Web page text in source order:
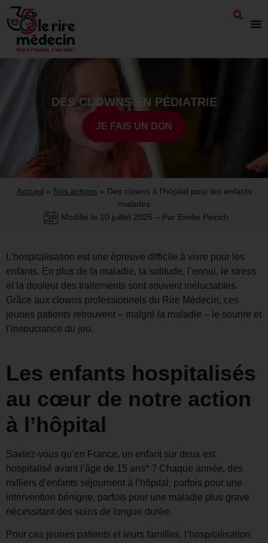
DES CLOWNS EN PÉDIATRIE
JE FAIS UN DON
Accueil » Nos actions » Des clowns à l’hôpital pour les enfants
malades
Modifié le 10 juillet 2026 – Par Emilie Peinch
L’hospitalisation est une épreuve difficile à vivre pour les
enfants. En plus de la maladie, la solitude, l’ennui, le stress
et la douleur des traitements sont souvent inéluctables.
Grâce aux clowns professionnels du Rire Médecin, ces
jeunes patients retrouvent – malgré la maladie – le sourire et
l’insouciance du jeu.
Les enfants hospitalisés
au cœur de notre action
à l’hôpital
Saviez-vous qu’en France, un enfant sur deux est
hospitalisé avant l’âge de 15 ans* ? Chaque année, des
milliers d’enfants séjournent à l’hôpital, parfois pour une
intervention bénigne, parfois pour une maladie plus grave
nécessitant des soins de longue durée.
Pour ces jeunes patients et leurs familles, l’hospitalisation